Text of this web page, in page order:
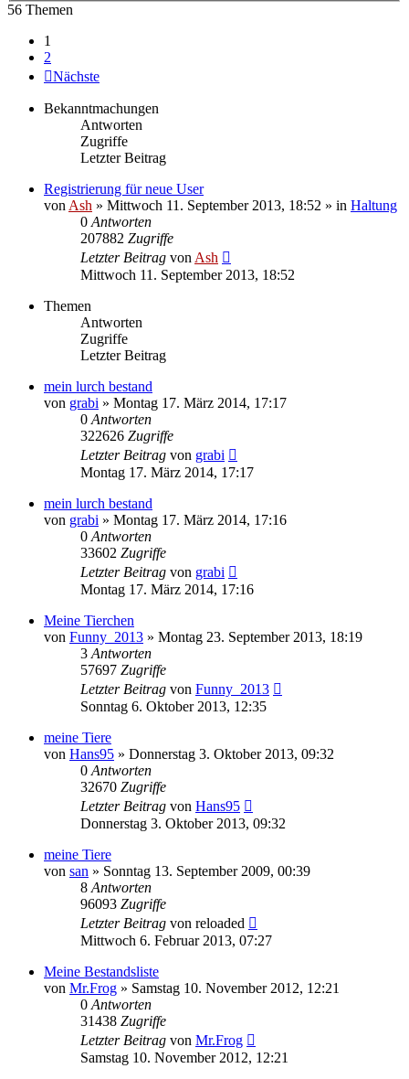
56 Themen
1
2
Nächste
Bekanntmachungen
Antworten
Zugriffe
Letzter Beitrag
Registrierung für neue User
von Ash » Mittwoch 11. September 2013, 18:52 » in Haltung
0 Antworten
207882 Zugriffe
Letzter Beitrag von Ash
Mittwoch 11. September 2013, 18:52
Themen
Antworten
Zugriffe
Letzter Beitrag
mein lurch bestand
von grabi » Montag 17. März 2014, 17:17
0 Antworten
322626 Zugriffe
Letzter Beitrag von grabi
Montag 17. März 2014, 17:17
mein lurch bestand
von grabi » Montag 17. März 2014, 17:16
0 Antworten
33602 Zugriffe
Letzter Beitrag von grabi
Montag 17. März 2014, 17:16
Meine Tierchen
von Funny_2013 » Montag 23. September 2013, 18:19
3 Antworten
57697 Zugriffe
Letzter Beitrag von Funny_2013
Sonntag 6. Oktober 2013, 12:35
meine Tiere
von Hans95 » Donnerstag 3. Oktober 2013, 09:32
0 Antworten
32670 Zugriffe
Letzter Beitrag von Hans95
Donnerstag 3. Oktober 2013, 09:32
meine Tiere
von san » Sonntag 13. September 2009, 00:39
8 Antworten
96093 Zugriffe
Letzter Beitrag von reloaded
Mittwoch 6. Februar 2013, 07:27
Meine Bestandsliste
von Mr.Frog » Samstag 10. November 2012, 12:21
0 Antworten
31438 Zugriffe
Letzter Beitrag von Mr.Frog
Samstag 10. November 2012, 12:21